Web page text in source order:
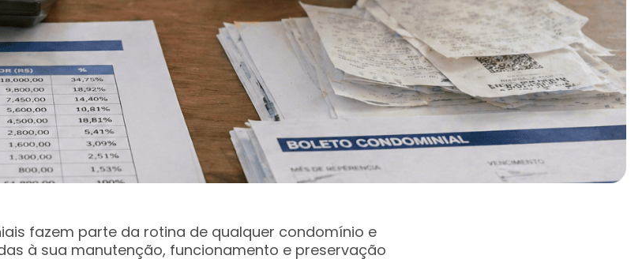
fazem parte da rotina de qualquer condomínio e
à sua manutenção, funcionamento e preservação